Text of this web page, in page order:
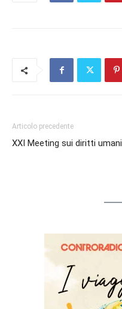
Articolo precedente
XXI Meeting sui diritti umani